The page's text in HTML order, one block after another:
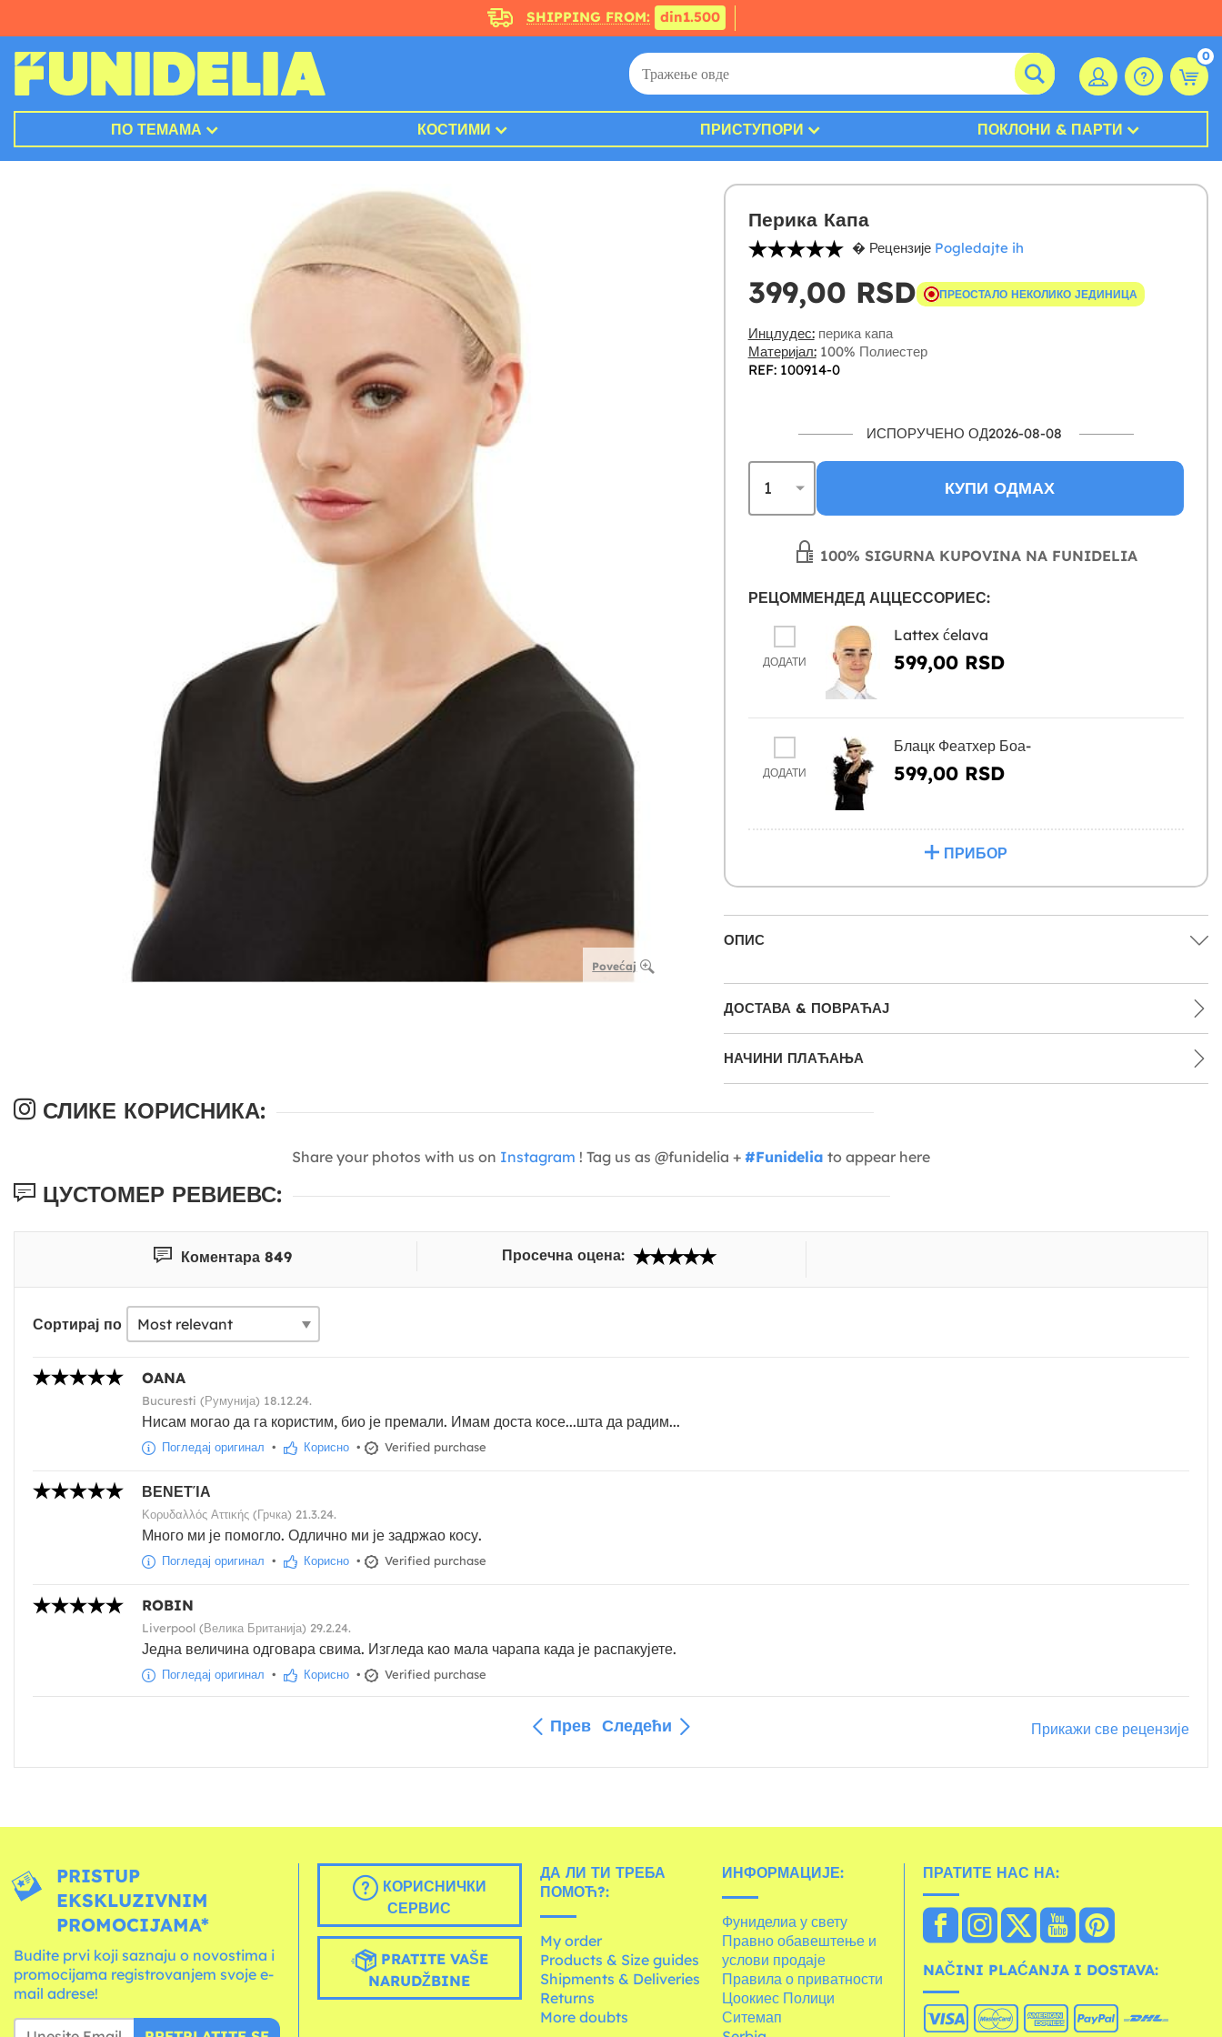
SHIPPING FROM: din1.500
0
ПО ТЕМАМА КОСТИМИ ПРИСТУПОРИ ПОКЛОНИ & ПАРТИ
Povećaj
Перика Капа
� Рецензије Pogledajte ih
399,00 RSD ПРЕОСТАЛО НЕКОЛИКО ЈЕДИНИЦА
Инцлудес:перика капа
Материјал:100% Полиестер
REF: 100914-0
ИСПОРУЧЕНО ОД2026-08-08
КУПИ ОДМАХ
100% SIGURNA KUPOVINA NA FUNIDELIA
РЕЦОММЕНДЕД АЦЦЕССОРИЕС:
ДОДАТИ
Lattex ćelava
599,00 RSD
ДОДАТИ
Блацк Феатхер Боа-
599,00 RSD
ПРИБОР
ОПИС
ДОСТАВА & ПОВРАЋАЈ
НАЧИНИ ПЛАЋАЊА
СЛИКЕ КОРИСНИКА:
Share your photos with us on Instagram ! Tag us as @funidelia + #Funidelia to appear here
ЦУСТОМЕР РЕВИЕВС:
Коментара 849 Просечна оцена:
Сортирај по
OANA
Bucuresti (Румунија) 18.12.24.
Нисам могао да га користим, био је премали. Имам доста косе...шта да радим...
Погледај оригинал • Корисно • Verified purchase
ΒΕΝΕΤΊΑ
Κορυδαλλός Αττικής (Грчка) 21.3.24.
Много ми је помогло. Одлично ми је задржао косу.
Погледај оригинал • Корисно • Verified purchase
ROBIN
Liverpool (Велика Британија) 29.2.24.
Једна величина одговара свима. Изгледа као мала чарапа када је распакујете.
Погледај оригинал • Корисно • Verified purchase
Прев Следећи Прикажи све рецензије
PRISTUP
EKSKLUZIVNIM
PROMOCIJAMA*
Budite prvi koji saznaju o novostima i
promocijama registrovanjem svoje e-
mail adrese!
КОРИСНИЧКИ
СЕРВИС
PRATITE VAŠE
NARUDŽBINE
ДА ЛИ ТИ ТРЕБА
ПОМОЋ?:
My order
Products & Size guides
Shipments & Deliveries
Returns
More doubts
ИНФОРМАЦИЈЕ:
Фуниделиа у свету
Правно обавештење и
услови продаје
Правила о приватности
Цоокиес Полици
Ситемап
ПРАТИТЕ НАС НА:
NAČINI PLAĆANJA I DOSTAVA: